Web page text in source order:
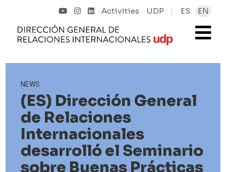
Activities UDP ES EN
NEWS
(ES) Dirección General
de Relaciones
Internacionales
desarrolló el Seminario
sobre Buenas Prácticas